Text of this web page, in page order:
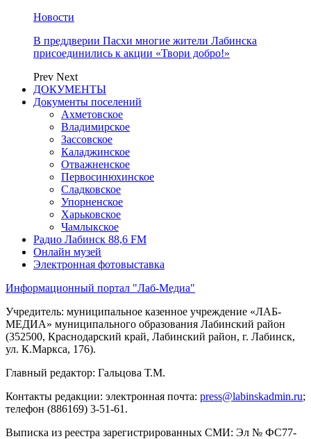
Новости
В преддверии Пасхи многие жители Лабинска
присоединились к акции «Твори добро!»
Prev Next
ДОКУМЕНТЫ
Документы поселений
Ахметовское
Владимирское
Зассовское
Каладжинское
Отважненское
Первосинюхинское
Сладковское
Упорненское
Харьковское
Чамлыкское
Радио Лабинск 88,6 FM
Онлайн музей
Электронная фотовыставка
Информационный портал "Лаб-Медиа"
Учредитель: муниципальное казенное учреждение «ЛАБ-
МЕДИА» муниципального образования Лабинский район
(352500, Краснодарский край, Лабинский район, г. Лабинск,
ул. К.Маркса, 176).
Главный редактор: Гальцова Т.М.
Контакты редакции: электронная почта: press@labinskadmin.ru;
телефон (886169) 3-51-61.
Выписка из реестра зарегистрированных СМИ: Эл № ФС77-